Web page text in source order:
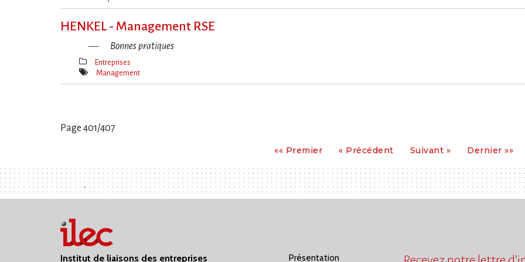
Mot(s)-
HENKEL - Management RSE
Bonnes pratiques
Thèmes(s)
Entreprises
Mot(s)-
Management
Page 401/407
«« PremierPremier
« PrécédentPrécédent
Suivant
Suivant » Dernier
Dernier »»
Institut de liaisons des entreprises Présentation